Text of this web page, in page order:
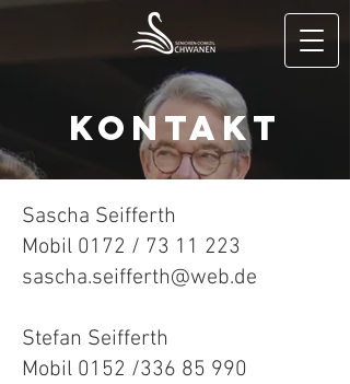
Kontakt
Sascha Seifferth
Mobil 0172 / 73 11 223
sascha.seifferth@web.de
Stefan Seifferth
Mobil 0152 /336 85 990